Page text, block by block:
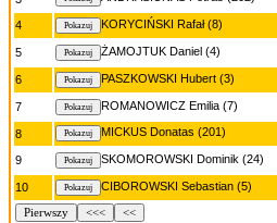
4
KORYCIŃSKI Rafał (8)
5 ŻAMOJTUK Daniel (4)
6 PASZKOWSKI Hubert (3)
7 ROMANOWICZ Emilia (7)
8 MICKUS Donatas (201)
9
SKOMOROWSKI Dominik (24)
10 CIBOROWSKI Sebastian (5)
Pierwszy <<< <<